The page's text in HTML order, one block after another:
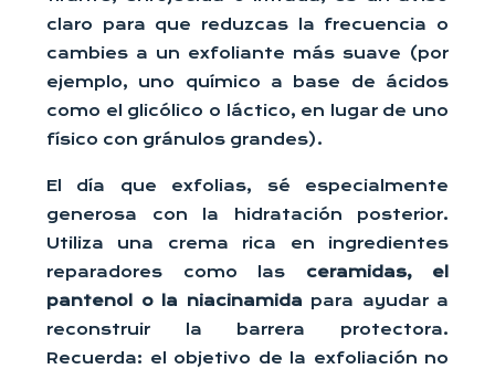
claro para que reduzcas la frecuencia o
cambies a un exfoliante más suave (por
ejemplo, uno químico a base de ácidos
como el glicólico o láctico, en lugar de uno
físico con gránulos grandes).
El día que exfolias, sé especialmente
generosa con la hidratación posterior.
Utiliza una crema rica en ingredientes
reparadores como las ceramidas, el
pantenol o la niacinamida para ayudar a
reconstruir la barrera protectora.
Recuerda: el objetivo de la exfoliación no